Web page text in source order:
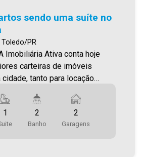
sendo uma suíte no
PR
carteiras de imóveis
tanto para locação
oportunidade para quem
completo e pronto para morar!
sendo 1
1 2
Banho
2
Garagens